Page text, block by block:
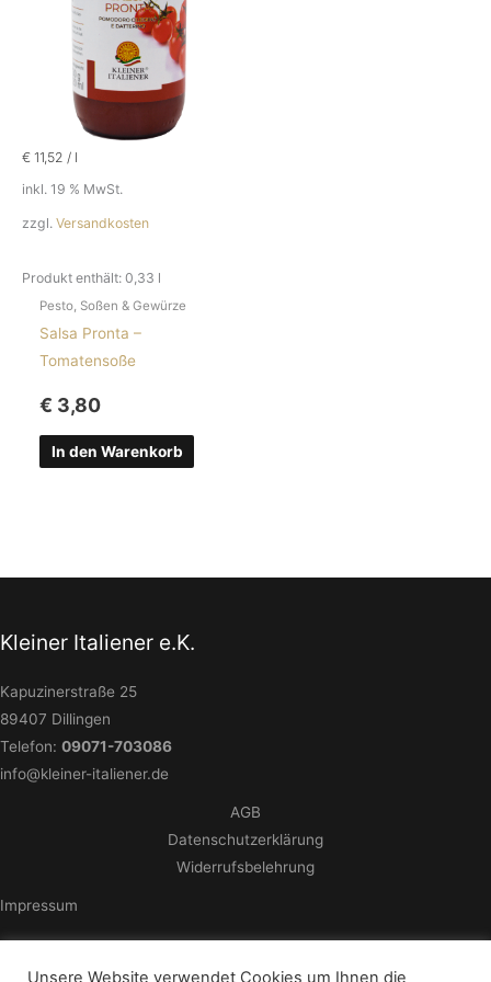
€ 11,52 / l
inkl. 19 % MwSt.
zzgl. Versandkosten
Produkt enthält: 0,33 l
Pesto, Soßen & Gewürze
Salsa Pronta –
Tomatensoße
€ 3,80
In den Warenkorb
Kleiner Italiener e.K.
Kapuzinerstraße 25
89407 Dillingen
Telefon: 09071-703086
info@kleiner-italiener.de
AGB
Datenschutzerklärung
Widerrufsbelehrung
Impressum
Unsere Website verwendet Cookies um Ihnen die